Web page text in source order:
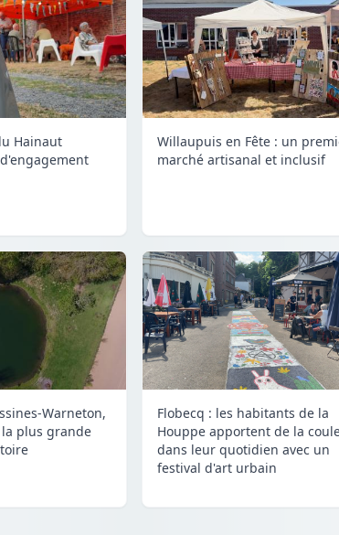
Hainaut
Willaupuis en Fête : un
marché artisanal et inclusif
Warneton,
plus grande
Flobecq : les habitants de la
Houppe apportent de la
dans leur quotidien avec un
festival d'art urbain